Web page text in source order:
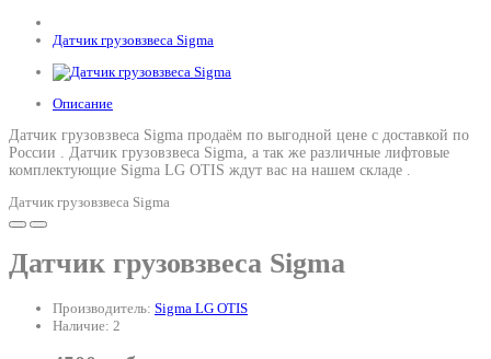
Датчик грузовзвеса Sigma
Описание
Датчик грузовзвеса Sigma продаём по выгодной цене с доставкой по
России . Датчик грузовзвеса Sigma, а так же различные лифтовые
комплектующие Sigma LG OTIS ждут вас на нашем складе .
Датчик грузовзвеса Sigma
Датчик грузовзвеса Sigma
Производитель: Sigma LG OTIS
Наличие: 2